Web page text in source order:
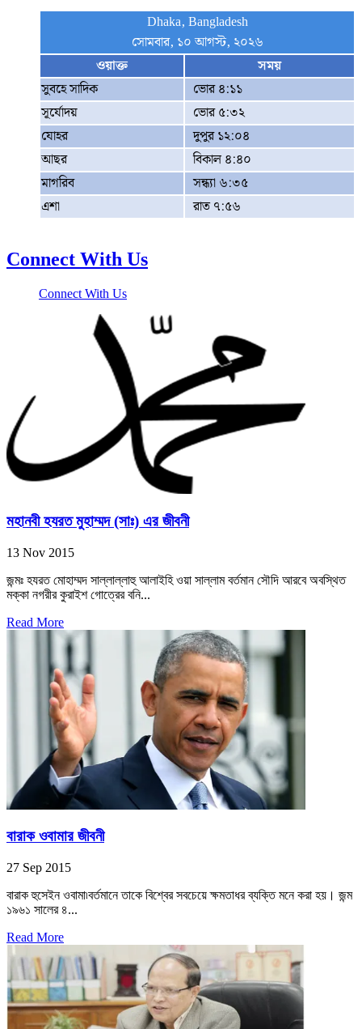
Dhaka, Bangladesh
সোমবার, ১০ আগস্ট, ২০২৬
ওয়াক্ত
সময়
সুবহে সাদিক
ভোর ৪:১১
সূর্যোদয়
ভোর ৫:৩২
যোহর
দুপুর ১২:০৪
আছর
বিকাল ৪:৪০
মাগরিব
সন্ধ্যা ৬:৩৫
এশা
রাত ৭:৫৬
Connect With Us
Connect With Us
মহানবী হযরত মুহাম্মদ (সাঃ) এর জীবনী
13 Nov 2015
জন্মঃ হযরত মোহাম্মদ সাল্লাল্লাহু আলাইহি ওয়া সাল্লাম বর্তমান সৌদি আরবে অবস্থিত
মক্কা নগরীর কুরাইশ গোত্রের বনি...
Read More
বারাক ওবামার জীবনী
27 Sep 2015
বারাক হুসেইন ওবামা৷বর্তমানে তাকে বিশ্বের সবচেয়ে ক্ষমতাধর ব্যক্তি মনে করা হয়। জন্ম
১৯৬১ সালের ৪...
Read More